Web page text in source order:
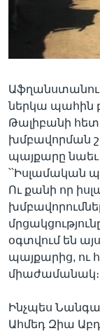
Լեզուներ
ներկա պահին
Թալիբանի
խմբավորման
պայքարը նաեւ
՝՝Իսլամական
Ու քանի որ
օգտվում են
պայքարից, ու
միաժամանակ։
Ինչպես
Ահմեդ Զիա